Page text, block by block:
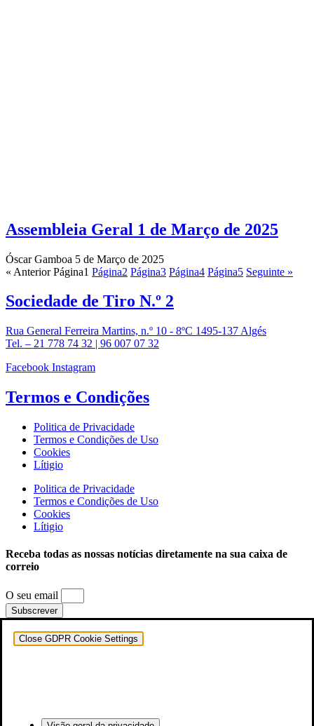
Assembleia Geral 1 de Março de 2025
Óscar Gamboa 5 de Março de 2025
« Anterior Página1 Página2 Página3 Página4 Página5 Seguinte »
Sociedade de Tiro N.º 2
Rua General Ferreira Martins, n.º 10 - 8ºC 1495-137 Algés
Tel. – 21 778 74 32 | 96 007 07 32
Facebook Instagram
Termos e Condições
Politica de Privacidade
Termos e Condições de Uso
Cookies
Lítigio
Politica de Privacidade
Termos e Condições de Uso
Cookies
Lítigio
Receba todas as nossas notícias diretamente na sua caixa de
correio
O seu email
Subscrever
Close GDPR Cookie Settings